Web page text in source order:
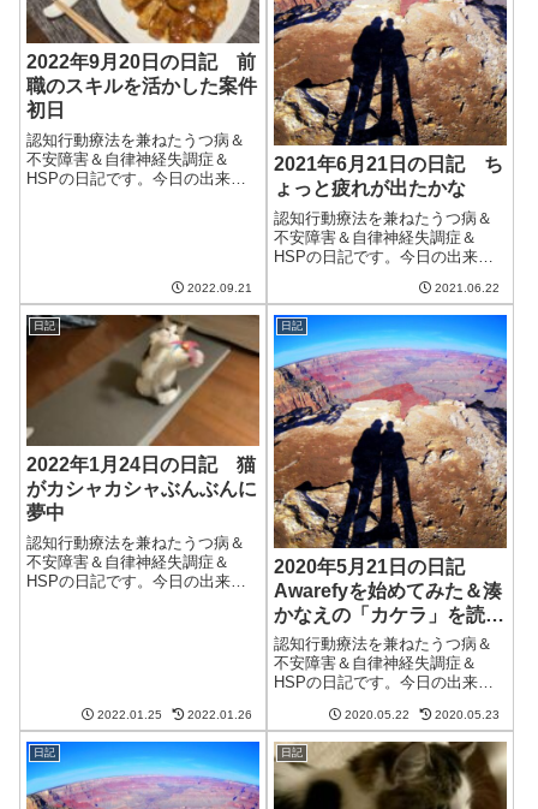
2022年9月20日の日記 前
職のスキルを活かした案件
初日
認知行動療法を兼ねたうつ病＆
不安障害＆自律神経失調症＆
HSPの日記です。今日の出来事
2022.09.21
2021年6月21日の日記 ち
ょっと疲れが出たかな
認知行動療法を兼ねたうつ病＆
不安障害＆自律神経失調症＆
HSPの日記です。今日の出来事
りで最近は日が長いと思ってい
た。天気はそれほど悪くなく、
太陽も出て洗濯物も乾いた。こ
の先木曜日までは本降りの雨は
ないらしい。カラ...
2021.06.22
日記
2022年1月24日の日記 猫
がカシャカシャぶんぶんに
夢中
認知行動療法を兼ねたうつ病＆
不安障害＆自律神経失調症＆
HSPの日記です。今日の出来事
2022.01.25 2022.01.26
日記
2020年5月21日の日記
Awarefyを始めてみた＆湊
かなえの「カケラ」を読ん
だ
認知行動療法を兼ねたうつ病＆
不安障害＆自律神経失調症＆
HSPの日記です。今日の出来事
いか寝る前に腹が痛く、睡眠が
い待ちだったように思う。その
割に調子が悪くないのは素晴ら
しい。それにしても今日は15度
に届かないとか...
2020.05.22 2020.05.23
日記 日記